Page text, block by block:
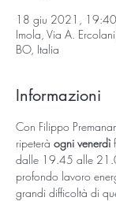
18 giu 2021,
Imola, Via A.
BO, Italia
Informazioni
Con Filippo
ripeterà ogni venerdì
dalle 19.45 alle
profondo lavoro
grandi difficoltà di